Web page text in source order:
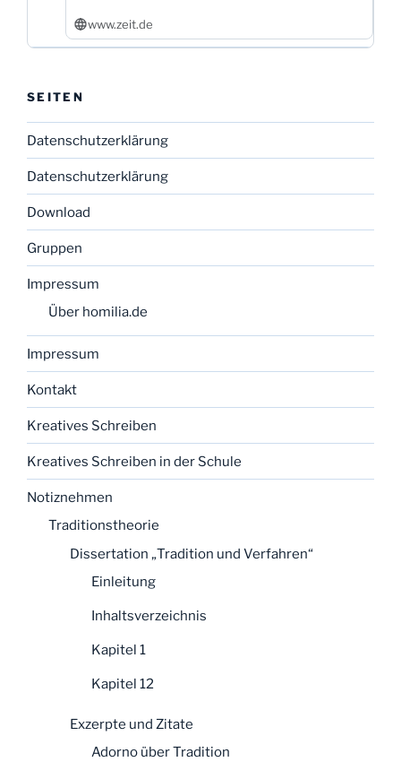
www.zeit.de
SEITEN
Datenschutzerklärung
Datenschutzerklärung
Download
Gruppen
Impressum
Über homilia.de
Impressum
Kontakt
Kreatives Schreiben
Kreatives Schreiben in der Schule
Notiznehmen
Traditionstheorie
Dissertation „Tradition und Verfahren“
Einleitung
Inhaltsverzeichnis
Kapitel 1
Kapitel 12
Exzerpte und Zitate
Adorno über Tradition